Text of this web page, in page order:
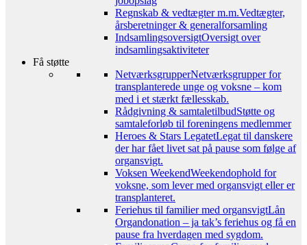
Regnskab & vedtægter m.m.Vedtægter,
årsberetninger & generalforsamling
IndsamlingsoversigtOversigt over
indsamlingsaktiviteter
Få støtte
NetværksgrupperNetværksgrupper for
transplanterede unge og voksne – kom
med i et stærkt fællesskab.
Rådgivning & samtaletilbudStøtte og
samtaleforløb til foreningens medlemmer
Heroes & Stars LegatetLegat til danskere
der har fået livet sat på pause som følge af
organsvigt.
Voksen WeekendWeekendophold for
voksne, som lever med organsvigt eller er
transplanteret.
Feriehus til familier med organsvigtLån
Organdonation – ja tak’s feriehus og få en
pause fra hverdagen med sygdom.